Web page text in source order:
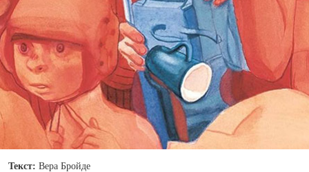
Текст: Вера Бройде